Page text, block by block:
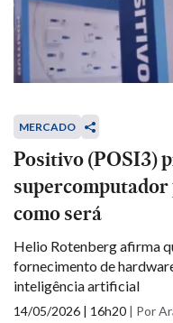
MERCADO
Positivo (POSI3)
como será
Helio Rotenberg afirma
fornecimento de
inteligência artificial
14/05/2026 | 16h20 | Por